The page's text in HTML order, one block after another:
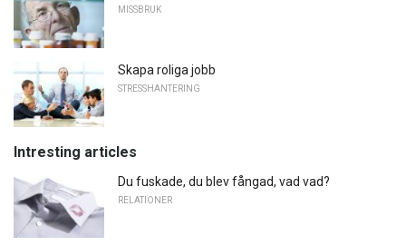
MISSBRUK
Skapa roliga jobb
STRESSHANTERING
Intresting articles
Du fuskade, du blev fångad, vad vad?
RELATIONER